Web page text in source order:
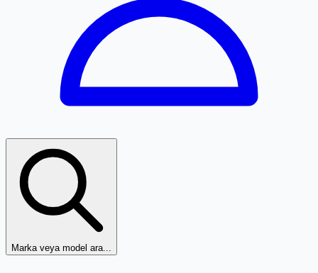
Marka veya model ara...